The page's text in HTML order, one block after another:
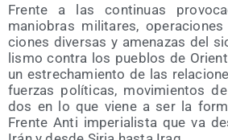
Fren­te a las con­ti­nuas
manio­bras mili­ta­res,
cio­nes diver­sas y ame­na­zas del
lis­mo con­tra los pue­blos de
un estre­cha­mien­to de las
fuer­zas polí­ti­cas, movi­mien­tos
dos en lo que vie­ne a ser la
Fren­te Anti impe­ria­lis­ta que va